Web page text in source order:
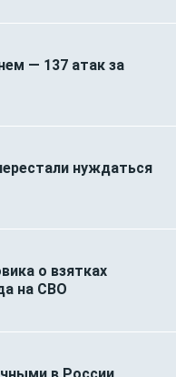
— 137 атак за
нуждаться
о взятках
на СВО